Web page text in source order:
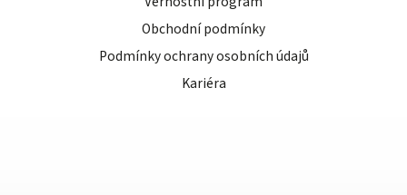
Obchodní podmínky
Podmínky ochrany osobních údajů
Kariéra